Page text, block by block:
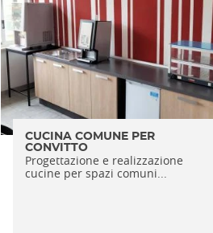
CUCINA COMUNE PER
CONVITTO
Progettazione e realizzazione
cucine per spazi comuni...